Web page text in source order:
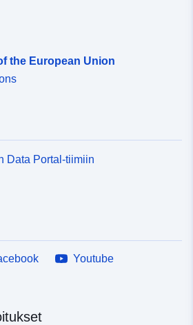
the European Union
Data Portal-tiimiin
Youtube